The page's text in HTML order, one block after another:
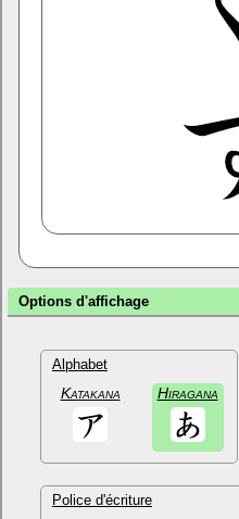
Options d'affichage
Alphabet
Katakana Hiragana
Police d'écriture